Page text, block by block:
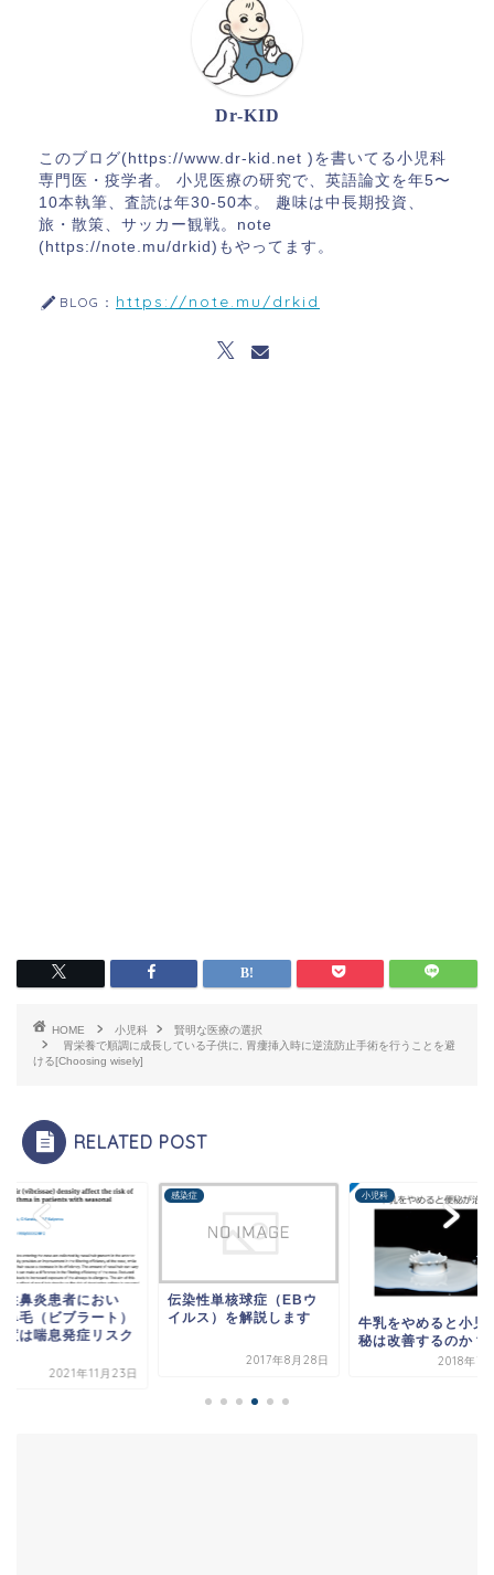
Dr-KID
このブログ(https://www.dr-kid.net )を書いてる小児科
専門医・疫学者。 小児医療の研究で、英語論文を年5〜
10本執筆、査読は年30-50本。 趣味は中長期投資、
旅・散策、サッカー観戦。note
(https://note.mu/drkid)もやってます。
BLOG： https://note.mu/drkid
HOME 小児科
賢明な医療の選択
胃栄養で順調に成長している子供に, 胃瘻挿入時に逆流防止手術を行うことを避
ける[Choosing wisely]
RELATED POST
性鼻炎患者におい
鼻毛（ビブラート）
度は喘息発症リスク
2021年11月23日
感染症
伝染性単核球症（EBウ
イルス）を解説します
2017年8月28日
小児科
牛乳をやめると小児
秘は改善するのか？
2018年7